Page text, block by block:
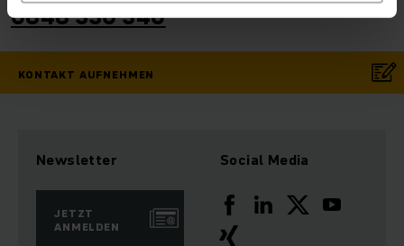
0848 330 340
KONTAKT AUFNEHMEN
Newsletter
JETZT
ANMELDEN
Social Media